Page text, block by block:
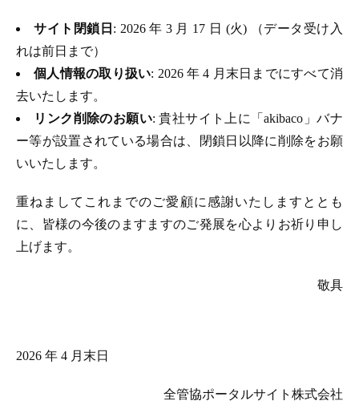
サイト閉鎖日 : 2026 年 3 月 17 日 (火) （データ受け入
れは前日まで）
個人情報の取り扱い: 2026 年 4 月末日までにすべて消
去いたします。
リンク削除のお願い: 貴社サイト上に「akibaco」バナ
ー等が設置されている場合は、閉鎖日以降に削除をお願
いいたします。
重ねましてこれまでのご愛顧に感謝いたしますととも
に、皆様の今後のますますのご発展を心よりお祈り申し
上げます。
敬具
2026 年 4 月末日
全管協ポータルサイト株式会社